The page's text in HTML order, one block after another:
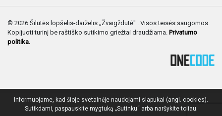
© 2026 Šilutės lopšelis-darželis „Žvaigždutė" . Visos teisės saugomos.
Kopijuoti turinį be raštiško sutikimo griežtai draudžiama. Privatumo
politika.
Informuojame, kad šioje svetainėje naudojami slapukai (angl. cookies).
Sutikdami, paspauskite mygtuką „Sutinku“ arba naršykite toliau.